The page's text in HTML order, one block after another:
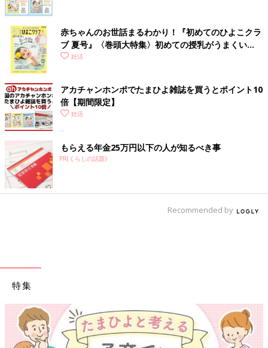
赤ちゃんのお世話まるわかり！『初めてのひよこクラ
ブ 夏号』〈巻頭大特集〉初めての授乳がうまくい
く！ おっぱい・ミルクの基本と夏のトラブル 解決テ
妊活
アカチャンホンポでたまひよ雑誌を買うとポイント10
倍【期間限定】
妊活
もらえる年金25万円以下の人が知るべき事
PR(くらしの話題)
Recommended by
特集